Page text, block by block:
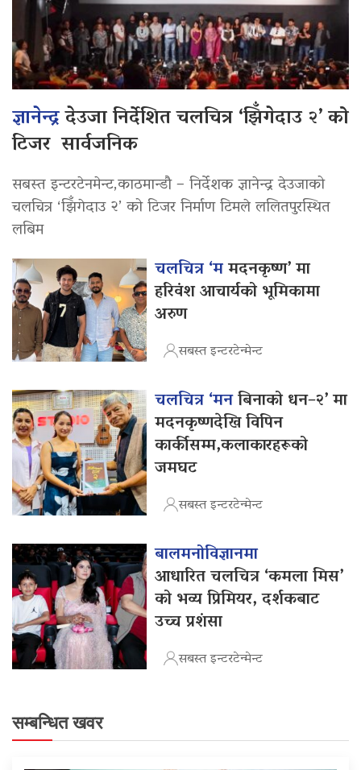
ज्ञानेन्द्रदेउजा निर्देशित चलचित्र ‘झिँगेदाउ २’ को
टिजर सार्वजनिक
सबस्त इन्टरटेनमेन्ट,काठमान्डौ – निर्देशक ज्ञानेन्द्र देउजाको
चलचित्र ‘झिँगेदाउ २’ को टिजर निर्माण टिमले ललितपुरस्थित
लबिम
चलचित्र ‘ममदनकृष्ण’ मा
हरिवंश आचार्यको भूमिकामा
अरुण
सबस्त इन्टरटेन्मेन्ट
चलचित्र ‘मनबिनाको धन–२’ मा
मदनकृष्णदेखि विपिन
कार्कीसम्म,कलाकारहरूको
जमघट
सबस्त इन्टरटेन्मेन्ट
बालमनोविज्ञानमा
आधारित चलचित्र ‘कमला मिस’
को भव्य प्रिमियर, दर्शकबाट
उच्च प्रशंसा
सबस्त इन्टरटेन्मेन्ट
सम्बन्धित खवर